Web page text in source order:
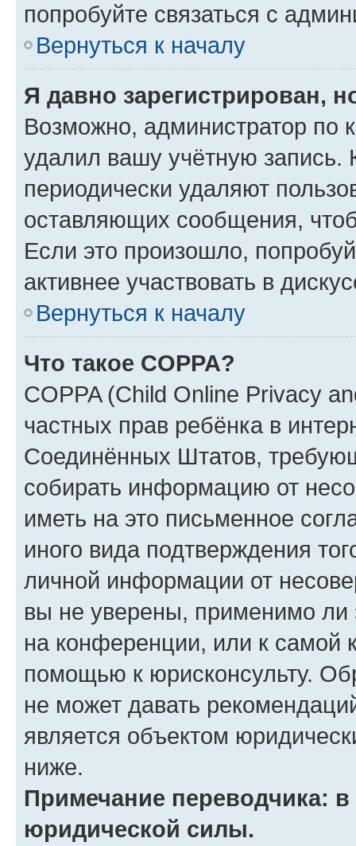
попробуйте связаться с
Вернуться к началу
Я давно зарегистрирован,
Возможно, администратор по
удалил вашу учётную запись.
периодически удаляют
оставляющих сообщения,
Если это произошло,
активнее участвовать в
Вернуться к началу
Что такое COPPA?
COPPA (Child Online Privacy
частных прав ребёнка в
Соединённых Штатов,
собирать информацию от
иметь на это письменное
иного вида подтверждения
личной информации от
вы не уверены, применимо ли
на конференции, или к самой
помощью к юрисконсульту.
не может давать
является объектом
ниже.
Примечание переводчика:
юридической силы.